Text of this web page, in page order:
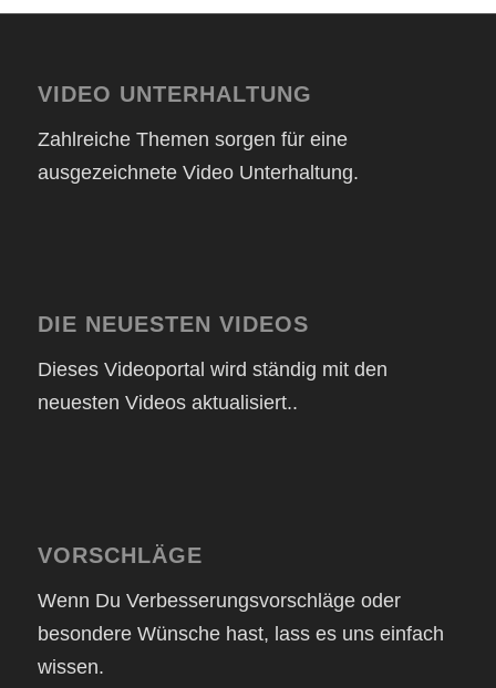
VIDEO UNTERHALTUNG
Zahlreiche Themen sorgen für eine
ausgezeichnete Video Unterhaltung.
DIE NEUESTEN VIDEOS
Dieses Videoportal wird ständig mit den
neuesten Videos aktualisiert..
VORSCHLÄGE
Wenn Du Verbesserungsvorschläge oder
besondere Wünsche hast, lass es uns einfach
wissen.